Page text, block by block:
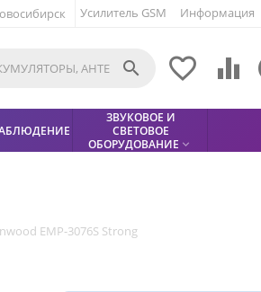
Усилитель GSM Информация
 

ЗВУКОВОЕ И
СВЕТОВОЕ
ОБОРУДОВАНИЕ 
EMP-3076S Strong